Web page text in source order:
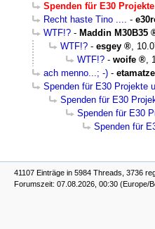
Spenden für E30
Recht haste Tino .... -
WTF!? - Maddin M30B35
WTF!? - esgey ,
WTF!? - woife ,
ach menno...; -) - etamatzel
Spenden für E30 Projekte
Spenden für E30
Spenden für E30
Spenden für
41107 Einträge in 5984 Threads, 3736
Forumszeit: 07.08.2026, 00:30 (Europe/